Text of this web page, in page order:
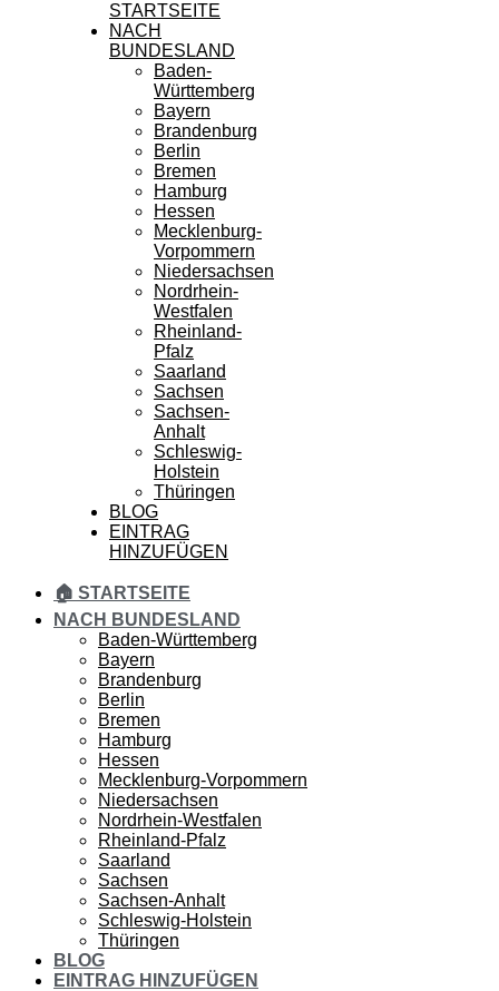
STARTSEITE
NACH
BUNDESLAND
Baden-
Württemberg
Bayern
Brandenburg
Berlin
Bremen
Hamburg
Hessen
Mecklenburg-
Vorpommern
Niedersachsen
Nordrhein-
Westfalen
Rheinland-
Pfalz
Saarland
Sachsen
Sachsen-
Anhalt
Schleswig-
Holstein
Thüringen
BLOG
EINTRAG
HINZUFÜGEN
🏠 STARTSEITE
NACH BUNDESLAND
Baden-Württemberg
Bayern
Brandenburg
Berlin
Bremen
Hamburg
Hessen
Mecklenburg-Vorpommern
Niedersachsen
Nordrhein-Westfalen
Rheinland-Pfalz
Saarland
Sachsen
Sachsen-Anhalt
Schleswig-Holstein
Thüringen
BLOG
EINTRAG HINZUFÜGEN